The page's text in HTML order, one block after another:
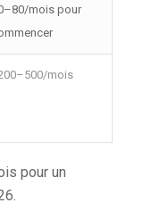
mois pour
mois
pour un